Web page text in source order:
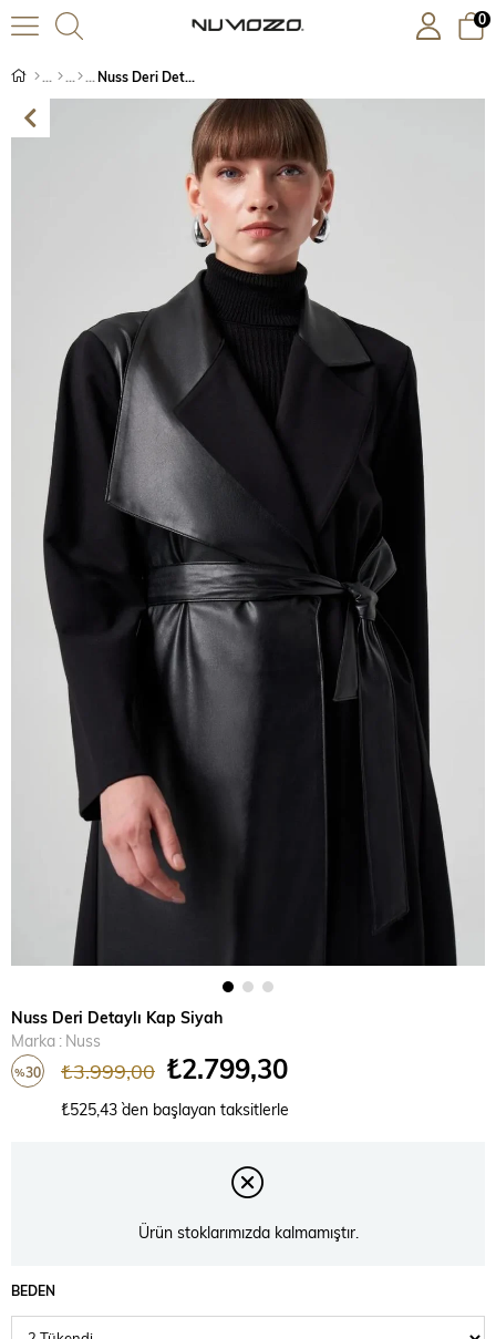
0
Nuss Deri Detaylı Kap Siyah
Nuss Deri Detaylı Kap Siyah
Marka : Nuss
%30 ₺3.999,00 ₺2.799,30
₺525,43 `den başlayan taksitlerle
Ürün stoklarımızda kalmamıştır.
BEDEN